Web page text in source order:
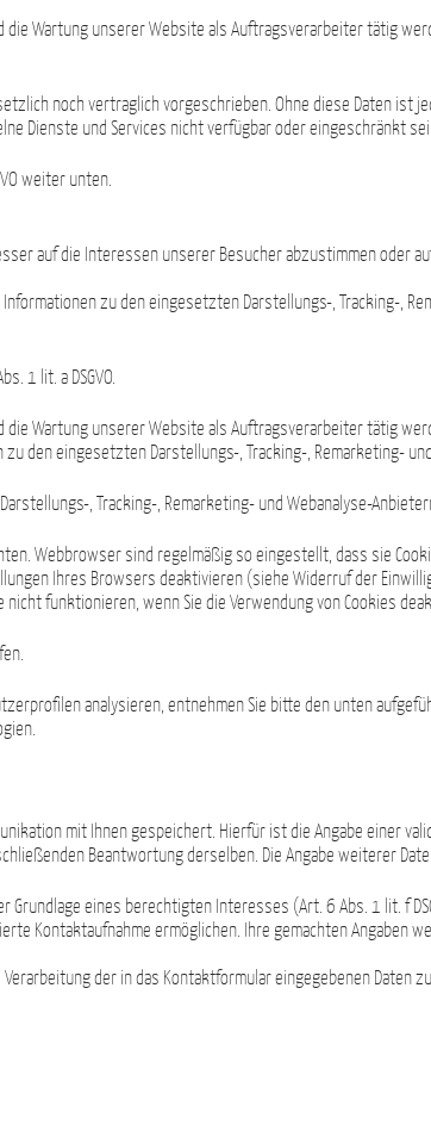
die Wartung unserer Website als Auftragsverarbeiter tätig
noch vertraglich vorgeschrieben. Ohne diese Daten ist
Dienste und Services nicht verfügbar oder eingeschränkt
weiter unten.
auf die Interessen unserer Besucher abzustimmen oder
zu den eingesetzten Darstellungs-, Tracking-,
1 lit. a DSGVO.
die Wartung unserer Website als Auftragsverarbeiter tätig
den eingesetzten Darstellungs-, Tracking-, Remarketing-
, Tracking-, Remarketing- und Webanalyse-
Webbrowser sind regelmäßig so eingestellt, dass sie
Ihres Browsers deaktivieren (siehe Widerruf der
funktionieren, wenn Sie die Verwendung von Cookies
analysieren, entnehmen Sie bitte den unten
mit Ihnen gespeichert. Hierfür ist die Angabe einer
Beantwortung derselben. Die Angabe weiterer
eines berechtigten Interesses (Art. 6 Abs. 1 lit. f
Kontaktaufnahme ermöglichen. Ihre gemachten Angaben
der in das Kontaktformular eingegebenen Daten